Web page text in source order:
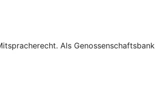
Als Genossenschaftsbank